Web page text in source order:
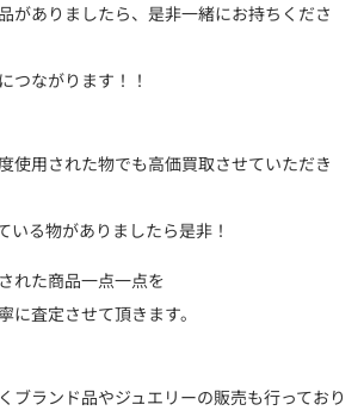
がありましたら、是非一緒にお持ちくださ
つながります！！
使用された物でも高価買取させていただき
いる物がありましたら是非！
れた商品一点一点を
に査定させて頂きます。
ブランド品やジュエリーの販売も行っており